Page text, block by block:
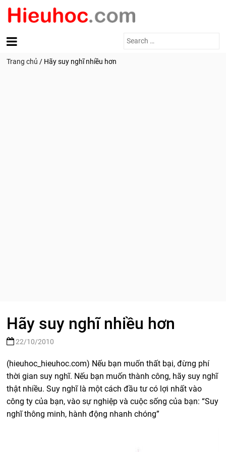
Search
Trang chủ / Hãy suy nghĩ nhiều hơn
Hãy suy nghĩ nhiều hơn
22/10/2010
(hieuhoc_hieuhoc.com) Nếu bạn muốn thất bại, đừng phí
thời gian suy nghĩ. Nếu bạn muốn thành công, hãy suy nghĩ
thật nhiều. Suy nghĩ là một cách đầu tư có lợi nhất vào
công ty của bạn, vào sự nghiệp và cuộc sống của bạn: “Suy
nghĩ thông minh, hành động nhanh chóng”